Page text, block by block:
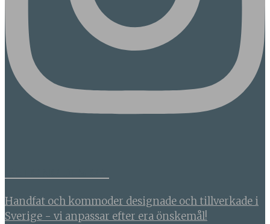
Handfat och kommoder designade och tillverkade i
Sverige - vi anpassar efter era önskemål!